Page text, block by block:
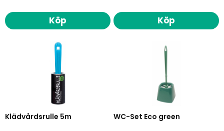
Köp Köp
Klädvårdsrulle 5m WC-Set Eco green